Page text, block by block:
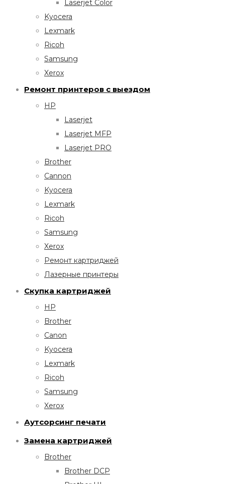
Laserjet Color
Kyocera
Lexmark
Ricoh
Samsung
Xerox
Ремонт принтеров с выездом
HP
Laserjet
Laserjet MFP
Laserjet PRO
Brother
Cannon
Kyocera
Lexmark
Ricoh
Samsung
Xerox
Ремонт картриджей
Лазерные принтеры
Скупка картриджей
HP
Brother
Canon
Kyocera
Lexmark
Ricoh
Samsung
Xerox
Аутсорсинг печати
Замена картриджей
Brother
Brother DCP